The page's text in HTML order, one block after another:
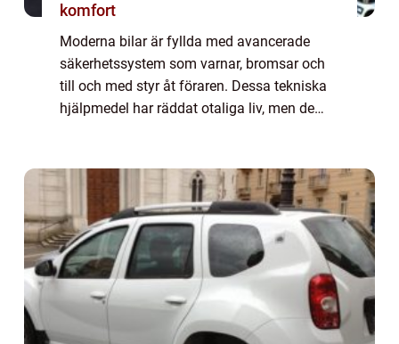
komfort
Moderna bilar är fyllda med avancerade
säkerhetssystem som varnar, bromsar och
till och med styr åt föraren. Dessa tekniska
hjälpmedel har räddat otaliga liv, men de